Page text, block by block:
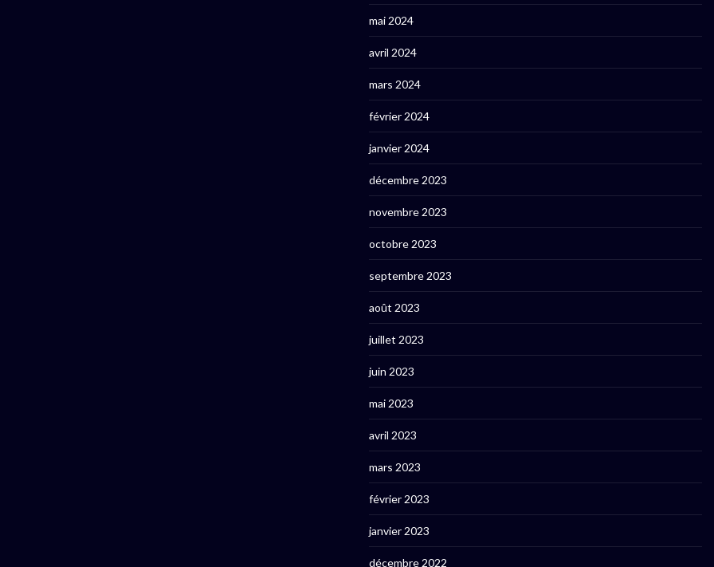
mai 2024
avril 2024
mars 2024
février 2024
janvier 2024
décembre 2023
novembre 2023
octobre 2023
septembre 2023
août 2023
juillet 2023
juin 2023
mai 2023
avril 2023
mars 2023
février 2023
janvier 2023
décembre 2022